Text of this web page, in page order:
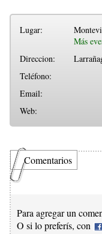
Lugar:
Más
Direccion:
Teléfono:
Email:
Web:
Comentarios
Para agregar un
O si lo preferís, con